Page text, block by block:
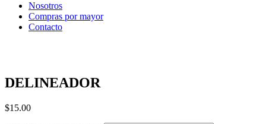
Nosotros
Compras por mayor
Contacto
DELINEADOR
$15.00